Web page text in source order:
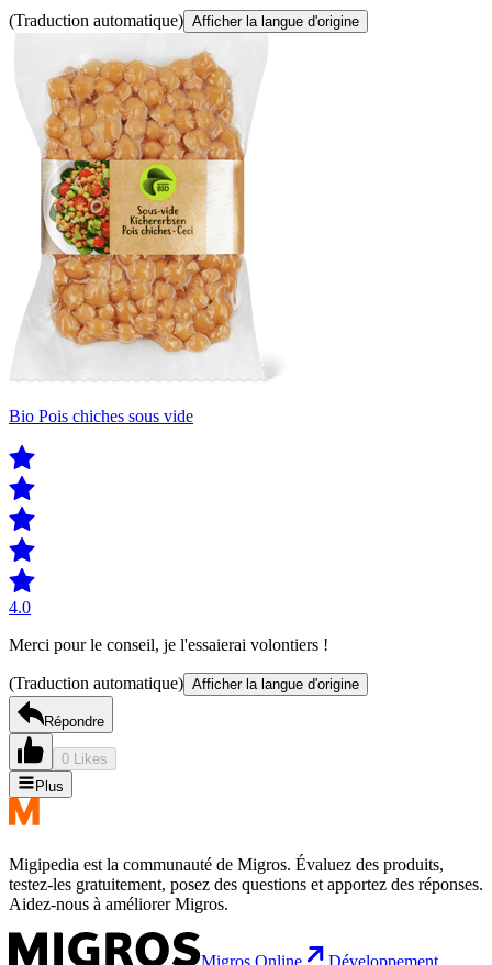
(Traduction automatique) Afficher la langue d'origine
Bio Pois chiches sous vide
4.0
Merci pour le conseil, je l'essaierai volontiers !
(Traduction automatique) Afficher la langue d'origine
Répondre
0 Likes
Plus
Migipedia est la communauté de Migros. Évaluez des produits,
testez-les gratuitement, posez des questions et apportez des réponses.
Aidez-nous à améliorer Migros.